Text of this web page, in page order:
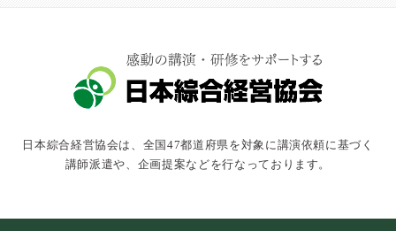
キャスター・アナウンサー
俳優・タレント・モデル
落語・講談・色物
安全大会
日本綜合経営協会は、全国47都道府県を対象に講演依頼に基づく
講師派遣や、企画提案などを行なっております。